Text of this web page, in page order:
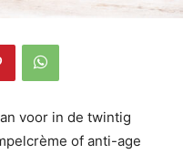
voor in de twintig
of anti-age